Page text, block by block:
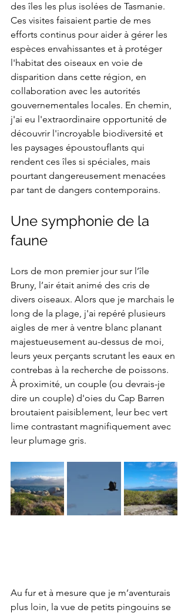
des îles les plus isolées de Tasmanie.
Ces visites faisaient partie de mes
efforts continus pour aider à gérer les
espèces envahissantes et à protéger
l'habitat des oiseaux en voie de
disparition dans cette région, en
collaboration avec les autorités
gouvernementales locales. En chemin,
j'ai eu l'extraordinaire opportunité de
découvrir l'incroyable biodiversité et
les paysages époustouflants qui
rendent ces îles si spéciales, mais
pourtant dangereusement menacées
par tant de dangers contemporains.
Une symphonie de la
faune
Lors de mon premier jour sur l’île
Bruny, l’air était animé des cris de
divers oiseaux. Alors que je marchais le
long de la plage, j'ai repéré plusieurs
aigles de mer à ventre blanc planant
majestueusement au-dessus de moi,
leurs yeux perçants scrutant les eaux en
contrebas à la recherche de poissons.
À proximité, un couple (ou devrais-je
dire un couple) d'oies du Cap Barren
broutaient paisiblement, leur bec vert
lime contrastant magnifiquement avec
leur plumage gris.
Au fur et à mesure que je m’aventurais
plus loin, la vue de petits pingouins se